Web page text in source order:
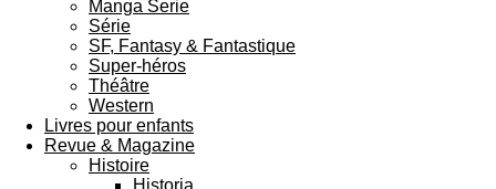
Manga Serie
Série
SF, Fantasy & Fantastique
Super-héros
Théâtre
Western
Livres pour enfants
Revue & Magazine
Histoire
Historia